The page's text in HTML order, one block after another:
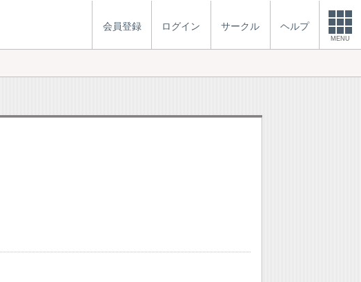
会員登録 ログイン サークル ヘルプ
MENU